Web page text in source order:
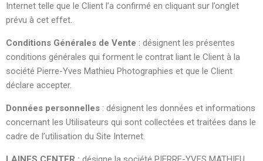
Internet telle que le Client l’a confirmé en cliquant sur l’onglet
prévu à cet effet.
Conditions Générales de Vente : désignent les présentes
conditions générales qui forment le contrat liant le Client à la
société Pierre-Yves Mathieu Photographies et que le Client
déclare accepter.
Données personnelles : désignent les données et informations
concernant les Utilisateurs qui sont collectées et traitées dans le
cadre de l’utilisation du Site Internet.